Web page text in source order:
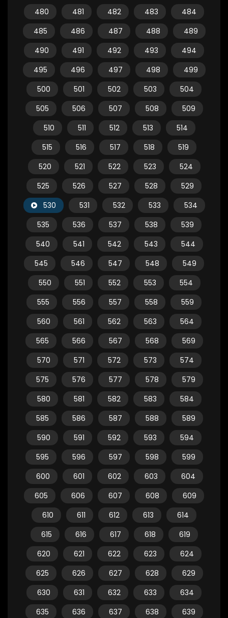
480 481 482 483
484
485
486 487 488
489
490
491 492 493
494
495
496 497 498
499
500
501 502 503
504
505
506 507 508
509
510
511 512 513
514
515
516 517 518
519
520
521 522 523
524
525
526 527 528
529
530
531 532 533
534
535
536 537 538
539
540
541 542 543
544
545
546 547 548
549
550
551 552 553
554
555
556 557 558
559
560
561 562 563
564
565
566 567 568
569
570
571 572 573
574
575
576 577 578
579
580
581 582 583
584
585
586 587 588
589
590
591 592 593
594
595
596 597 598
599
600
601 602 603
604
605
606 607 608
609
610
611 612 613
614
615
616 617 618
619
620
621 622 623
624
625
626 627 628
629
630
631 632 633
634
635
636 637 638
639